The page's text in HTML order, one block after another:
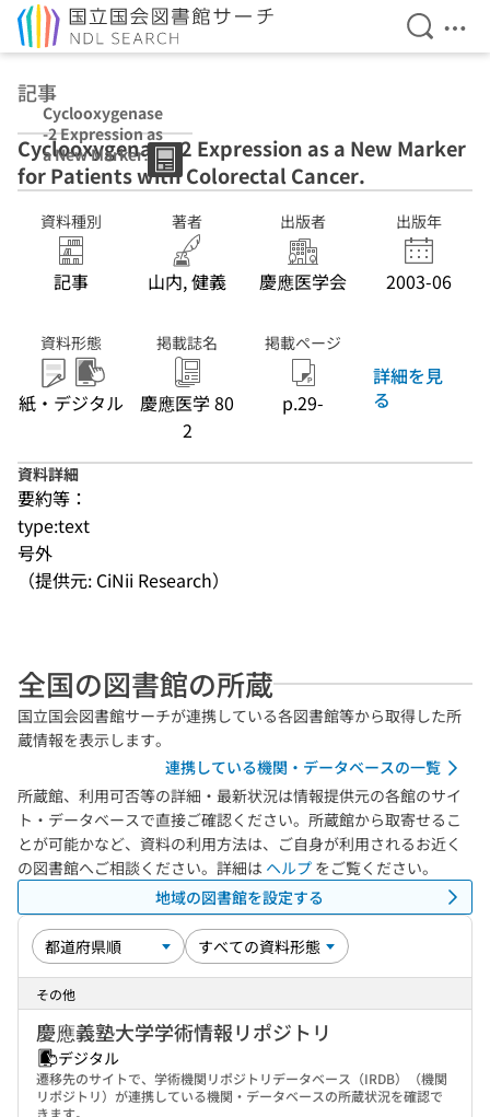
検索を
メ
記事
Cyclooxygenase
-2 Expression as
a New Marker
for Patients with
Colorectal
Cancer.
Cyclooxygenase-2 Expression as a New Marker
for Patients with Colorectal Cancer.
資料種別
記事
著者
山内, 健義
出版者
慶應医学会
出版年
2003-06
資料形態
紙・デジタル
掲載誌名
慶應医学 80
2
掲載ページ
p.29-
詳細を見
る
資料詳細
要約等：
type:text
号外
（提供元: CiNii Research）
全国の図書館の所蔵
国立国会図書館サーチが連携している各図書館等から取得した所
蔵情報を表示します。
連携している機関・データベースの一覧
所蔵館、利用可否等の詳細・最新状況は情報提供元の各館のサイ
ト・データベースで直接ご確認ください。所蔵館から取寄せるこ
とが可能かなど、資料の利用方法は、ご自身が利用されるお近く
の図書館へご相談ください。詳細は ヘルプ をご覧ください。
地域の図書館を設定する
その他
慶應義塾大学学術情報リポジトリ
デジタル
遷移先のサイトで、学術機関リポジトリデータベース（IRDB）（機関
リポジトリ）が連携している機関・データベースの所蔵状況を確認で
きます。